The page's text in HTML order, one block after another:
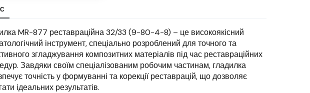
MR-877 реставраційна 32/33 (9-80-4-8) – це високоякісний
інструмент, спеціально розроблений для точного та
згладжування композитних матеріалів під час реставраційних
Завдяки своїм спеціалізованим робочим частинам, гладилка
точність у формуванні та корекції реставрацій, що дозволяє
ідеальних результатів.